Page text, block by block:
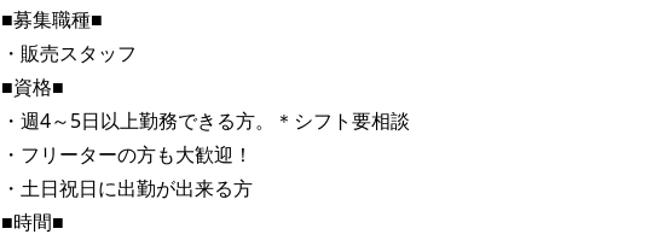
■募集職種■
・販売スタッフ
■資格■
・週4～5日以上勤務できる方。＊シフト要相談
・フリーターの方も大歓迎！
・土日祝日に出勤が出来る方
■時間■